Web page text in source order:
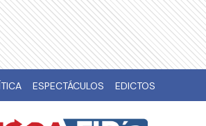
ESPECTÁCULOS EDICTOS